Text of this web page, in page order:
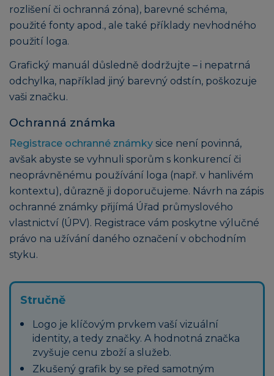
rozlišení či ochranná zóna), barevné schéma,
použité fonty apod., ale také příklady nevhodného
použití loga.
Grafický manuál důsledně dodržujte – i nepatrná
odchylka, například jiný barevný odstín, poškozuje
vaši značku.
Ochranná známka
Registrace ochranné známky sice není povinná,
avšak abyste se vyhnuli sporům s konkurencí či
neoprávněnému používání loga (např. v hanlivém
kontextu), důrazně ji doporučujeme. Návrh na zápis
ochranné známky přijímá Úřad průmyslového
vlastnictví (ÚPV). Registrace vám poskytne výlučné
právo na užívání daného označení v obchodním
styku.
Stručně
Logo je klíčovým prvkem vaší vizuální
identity, a tedy značky. A hodnotná značka
zvyšuje cenu zboží a služeb.
Zkušený grafik by se před samotným